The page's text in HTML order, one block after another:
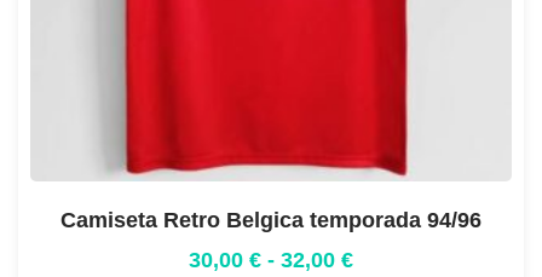
Camiseta Retro Belgica temporada 94/96
30,00 € - 32,00 €